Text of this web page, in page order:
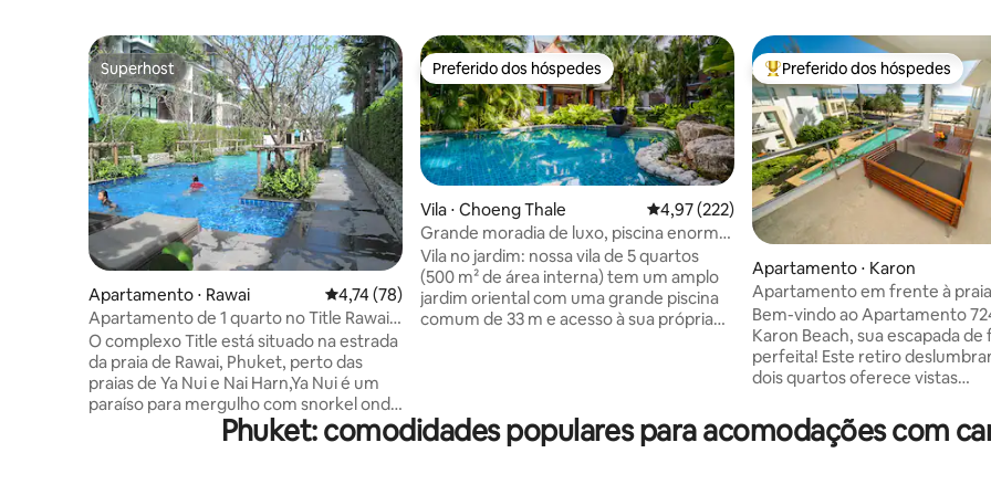
Superhost
Superhost
Apartamento ⋅ Rawai 4,74 de uma avaliação média de 5, 78 avaliações
4,74 (78)
Apartamento de 1 quarto no Title Rawai
Phuket
O complexo Title está situado na estrada
da praia de Rawai, Phuket, perto das
praias de Ya Nui e Nai Harn,Ya Nui é um
paraíso para mergulho com snorkel onde
Nai Harn é provavelmente a melhor praia
de banhos de sol e natação na Tailândia ,
Preferido dos hóspedes
Preferido dos hóspedes
Vila ⋅ Choeng Thale 4,97 de uma avaliação média de 5, 222
4,97 (222)
Grande moradia de luxo, piscina enorme.
Caminhe até a praia.
Vila no jardim: nossa vila de 5 quartos
(500 m² de área interna) tem um amplo
jardim oriental com uma grande piscina
comum de 33 m e acesso à sua própria
de Surin fica a 7 minutos a pé e, nas
proximidades, há clubes de praia
Entre os melhores preferidos
Preferido dos hóspedes
Apartamento ⋅ Karon
Apartamento em frente à praia
724
Bem-vindo ao Apartamento
Karon Beach, sua escapada de
perfeita! Este retiro
dois quartos oferece vistas
partir da sua varanda privativa,
você pode desfrutar de pores
Phuket: comodidades populares para acomodações com